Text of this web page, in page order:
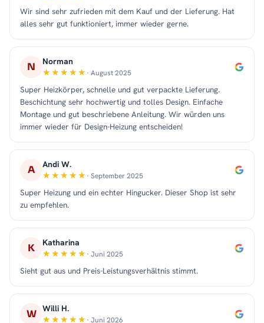
Wir sind sehr zufrieden mit dem Kauf und der Lieferung. Hat
alles sehr gut funktioniert, immer wieder gerne.
N Norman
· August 2025
Super Heizkörper, schnelle und gut verpackte Lieferung.
Beschichtung sehr hochwertig und tolles Design. Einfache
Montage und gut beschriebene Anleitung. Wir würden uns
immer wieder für Design-Heizung entscheiden!
A Andi W.
· September 2025
Super Heizung und ein echter Hingucker. Dieser Shop ist sehr
zu empfehlen.
K Katharina
· Juni 2025
Sieht gut aus und Preis-Leistungsverhältnis stimmt.
W Willi H.
· Juni 2026